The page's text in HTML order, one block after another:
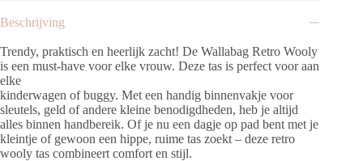
Beschrijving
Trendy, praktisch en heerlijk zacht! De Wallabag Retro Wooly
is een must-have voor elke vrouw. Deze tas is perfect voor aan
elke
kinderwagen of buggy. Met een handig binnenvakje voor
sleutels, geld of andere kleine benodigdheden, heb je altijd
alles binnen handbereik. Of je nu een dagje op pad bent met je
kleintje of gewoon een hippe, ruime tas zoekt – deze retro
wooly tas combineert comfort en stijl.